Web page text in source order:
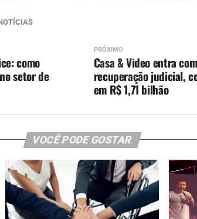
PRÓXIMO
Casa & Video entra
recuperação judicial,
em R$ 1,71 bilhão
como
setor de
VOCÊ PODE GOSTAR